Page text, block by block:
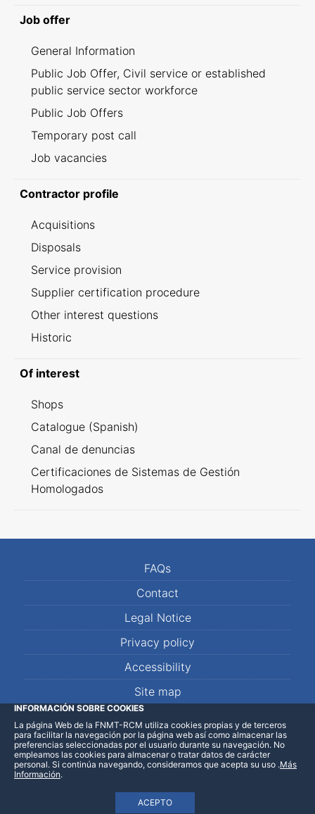
Job offer
General Information
Public Job Offer, Civil service or established
public service sector workforce
Public Job Offers
Temporary post call
Job vacancies
Contractor profile
Acquisitions
Disposals
Service provision
Supplier certification procedure
Other interest questions
Historic
Of interest
Shops
Catalogue (Spanish)
Canal de denuncias
Certificaciones de Sistemas de Gestión
Homologados
FAQs
Contact
Legal Notice
Privacy policy
Accessibility
Site map
LinkedInFacebookWhatsApp
INFORMACIÓN SOBRE COOKIES
La página Web de la FNMT-RCM utiliza cookies propias y de terceros
para facilitar la navegación por la página web así como almacenar las
preferencias seleccionadas por el usuario durante su navegación. No
empleamos las cookies para almacenar o tratar datos de carácter
personal. Si continúa navegando, consideramos que acepta su uso
ACEPTO
.Más
Información.